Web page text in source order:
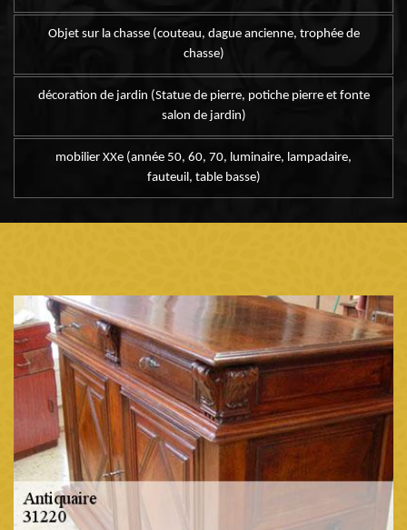
Objet sur la chasse (couteau, dague ancienne, trophée de
chasse)
décoration de jardin (Statue de pierre, potiche pierre et fonte
salon de jardin)
mobilier XXe (année 50, 60, 70, luminaire, lampadaire,
fauteuil, table basse)